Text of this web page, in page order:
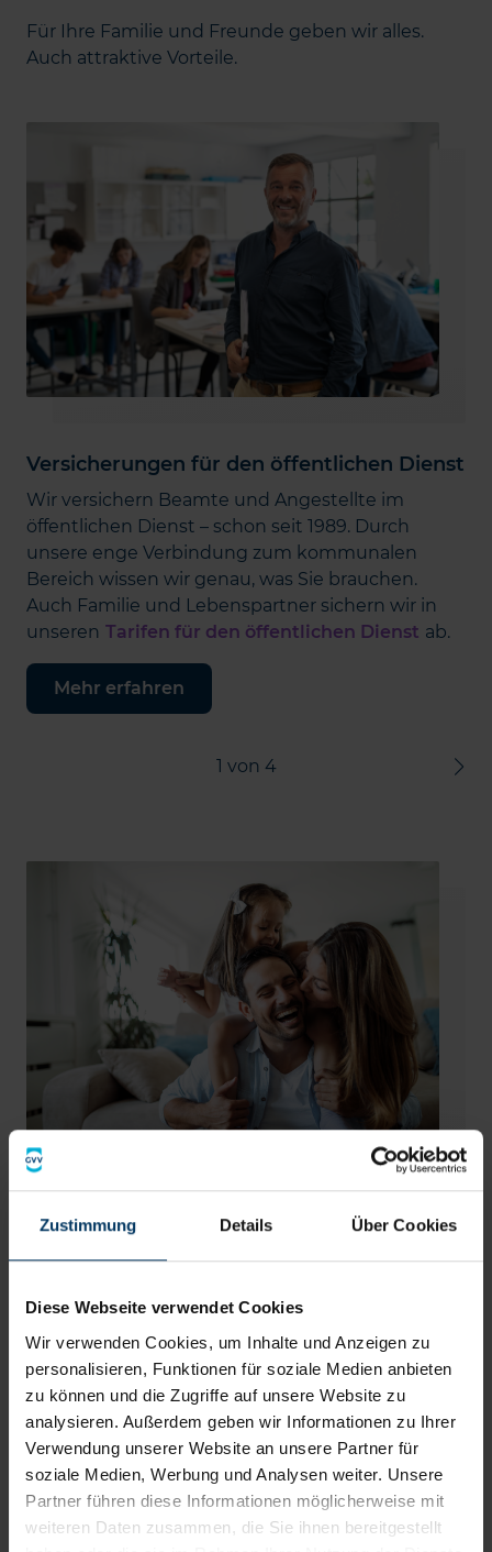
Zustimmung Details Über Cookies
Diese Webseite verwendet Cookies
Wir verwenden Cookies, um Inhalte und Anzeigen zu
personalisieren, Funktionen für soziale Medien anbieten
zu können und die Zugriffe auf unsere Website zu
analysieren. Außerdem geben wir Informationen zu Ihrer
Verwendung unserer Website an unsere Partner für
soziale Medien, Werbung und Analysen weiter. Unsere
Partner führen diese Informationen möglicherweise mit
weiteren Daten zusammen, die Sie ihnen bereitgestellt
Für Ihre Familie und Freunde geben wir alles.
Auch attraktive Vorteile.
Versicherungen für den öffentlichen Dienst
Wir versichern Beamte und Angestellte im
öffentlichen Dienst – schon seit 1989. Durch
unsere enge Verbindung zum kommunalen
Bereich wissen wir genau, was Sie brauchen.
Auch Familie und Lebenspartner sichern wir in
unseren Tarifen für den öffentlichen Dienst ab.
Mehr erfahren
1 von 4
Versicherungsratgeber
Versicherungen sollten nicht kompliziert sein.
Unser
Versicherungsratgeber
bereitet die
wichtigsten Themen klar und verständlich für Sie
auf.
Zum Versicherungsratgeber